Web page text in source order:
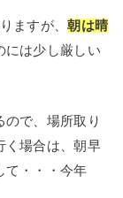
ますが、朝は晴
には少し厳しい
ので、場所取り
く場合は、朝早
て・・・今年